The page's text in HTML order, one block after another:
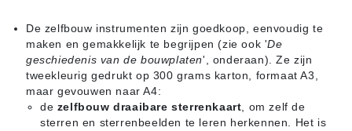
De zelfbouw instrumenten zijn goedkoop, eenvoudig te
maken en gemakkelijk te begrijpen (zie ook 'De
geschiedenis van de bouwplaten', onderaan). Ze zijn
tweekleurig gedrukt op 300 grams karton, formaat A3,
maar gevouwen naar A4:
de zelfbouw draaibare sterrenkaart , om zelf de
sterren en sterrenbeelden te leren herkennen. Het is